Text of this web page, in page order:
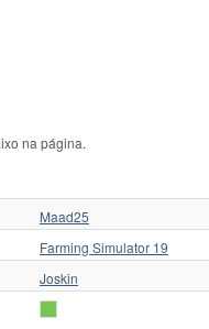
na página.
Maad25
Farming Simulator 19
Joskin